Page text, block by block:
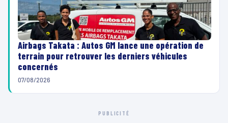
Airbags Takata : Autos GM lance une opération de
terrain pour retrouver les derniers véhicules
concernés
07/08/2026
PUBLICITÉ